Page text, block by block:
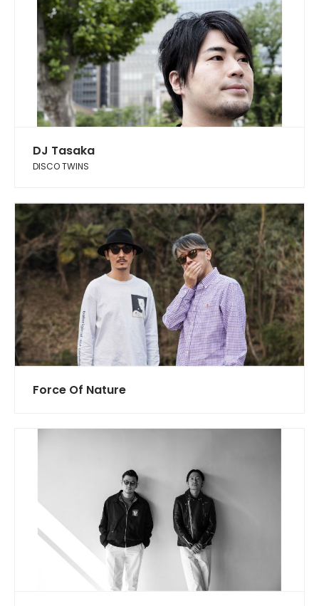
DJ Tasaka
DISCO TWINS
Force Of Nature